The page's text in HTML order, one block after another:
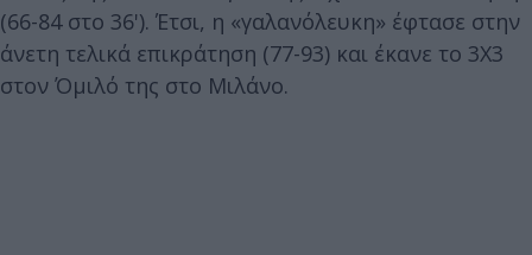
(66-84 στο 36'). Έτσι, η «γαλανόλευκη» έφτασε στην
άνετη τελικά επικράτηση (77-93) και έκανε το 3Χ3
στον Όμιλό της στο Μιλάνο.